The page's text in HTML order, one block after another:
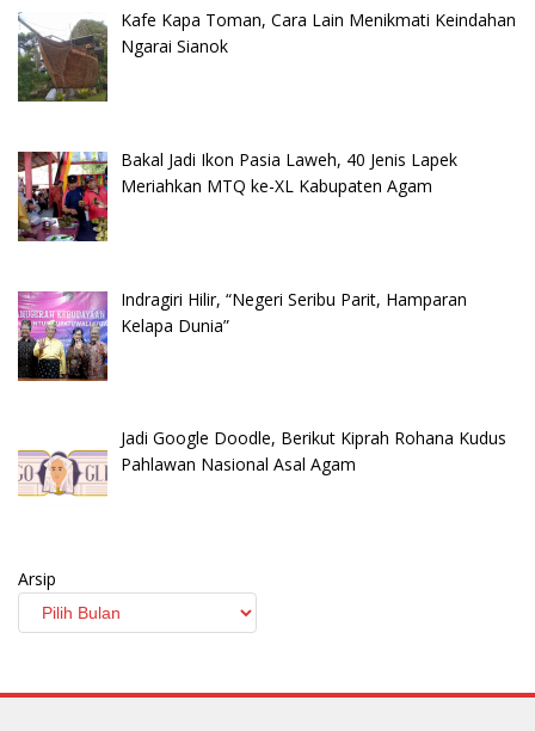
Kafe Kapa Toman, Cara Lain Menikmati Keindahan
Ngarai Sianok
Bakal Jadi Ikon Pasia Laweh, 40 Jenis Lapek
Meriahkan MTQ ke-XL Kabupaten Agam
Indragiri Hilir, “Negeri Seribu Parit, Hamparan
Kelapa Dunia”
Jadi Google Doodle, Berikut Kiprah Rohana Kudus
Pahlawan Nasional Asal Agam
Arsip